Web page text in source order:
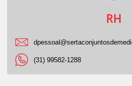
RH
(31) 99582-1288